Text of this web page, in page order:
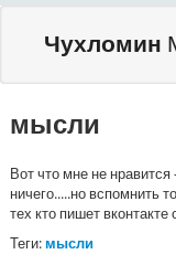
Чухломин
мысли
Вот что мне не
ничего.....но вспомнить
тех кто пишет
Теги:мысли